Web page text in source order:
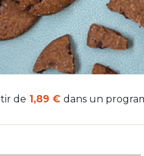
de 1,89 € dans un